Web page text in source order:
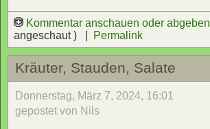
Kommentar anschauen oder abgeben
angeschaut ) |
Permalink
Kräuter, Stauden, Salate
Donnerstag, März 7, 2024, 16:01
gepostet von Nils